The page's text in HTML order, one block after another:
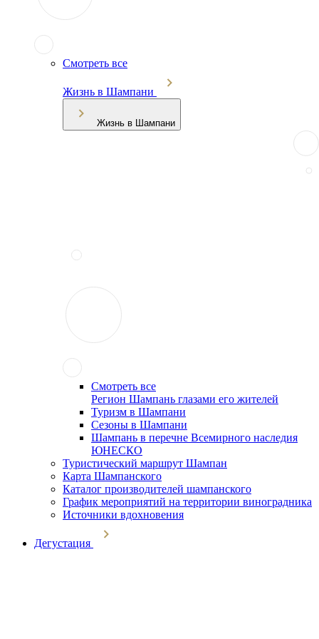
Смотреть все
Жизнь в Шампани
Жизнь в Шампани
Смотреть все
Регион Шампань глазами его жителей
Туризм в Шампани
Сезоны в Шампани
Шампань в перечне Всемирного наследия
ЮНЕСКО
Туристический маршрут Шампан
Карта Шампанского
Каталог производителей шампанского
График мероприятий на территории виноградника
Источники вдохновения
Дегустация